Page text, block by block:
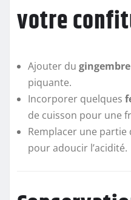
votre
Ajouter du
piquante.
Incorporer quelques
de cuisson pour une
Remplacer une partie
pour adoucir l’acidité.